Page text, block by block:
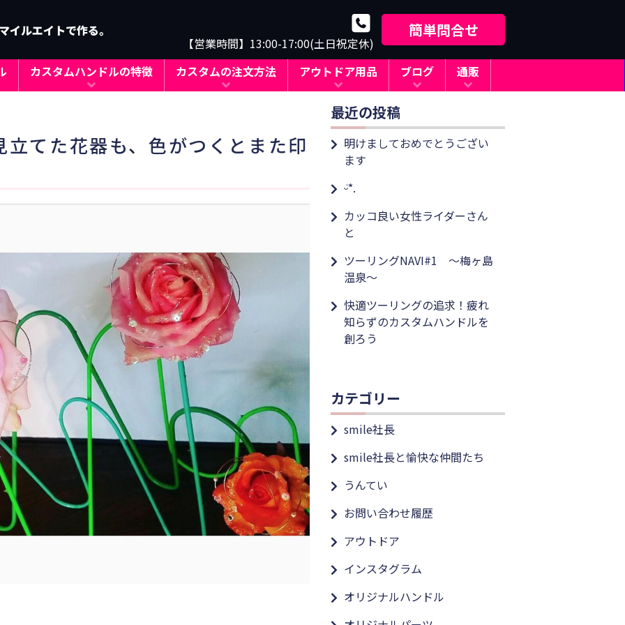
イルエイトで作る。
【営業時間】13:00-17:00(土日祝定休)
簡単問合せ
カスタムハンドルの特徴 カスタムの注文方法 アウトドア用品 ブログ 通販
てた花器も、色がつくとまた印
最近の投稿
明けましておめでとうござい
ます
ᵕ̈*.
カッコ良い女性ライダーさん
と
ツーリングNAVI#1 ～梅ヶ島
温泉～
快適ツーリングの追求！疲れ
知らずのカスタムハンドルを
創ろう
カテゴリー
smile社長
smile社長と愉快な仲間たち
うんてい
お問い合わせ履歴
アウトドア
インスタグラム
オリジナルハンドル